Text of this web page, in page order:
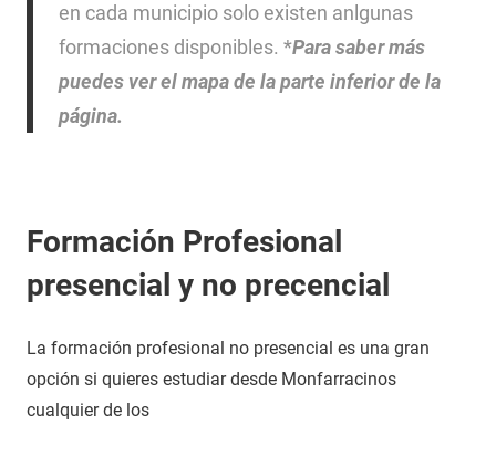
en cada municipio solo existen anlgunas
formaciones disponibles. *Para saber más
puedes ver el mapa de la parte inferior de la
página.
Formación Profesional
presencial y no precencial
La formación profesional no presencial es una gran
opción si quieres estudiar desde Monfarracinos
cualquier de los